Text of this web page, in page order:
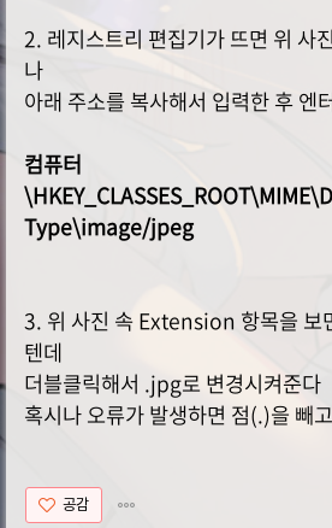
2. 레지스트리 편집기가 뜨면 위 사
나
아래 주소를 복사해서 입력한 후 엔
컴퓨터
Type\image/jpeg
3. 위 사진 속 Extension 항목을 보
텐데
더블클릭해서 .jpg로 변경시켜준다
혹시나 오류가 발생하면 점(.)을 빼
공감